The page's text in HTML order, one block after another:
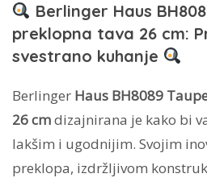
Berlinger Haus
preklopna tava 26 cm:
svestrano kuhanje
Berlinger Haus BH8089
26 cmdizajnirana je kako bi
lakšim i ugodnijim. Svojim
preklopa, izdržljivom